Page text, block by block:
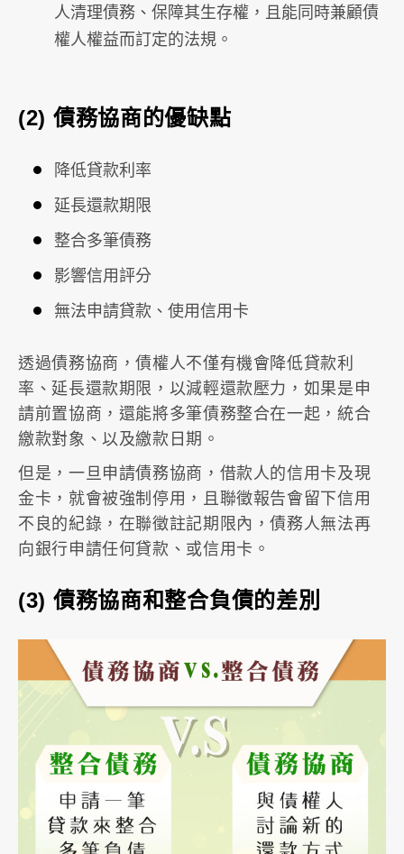
人清理債務、保障其生存權，且能同時兼顧債
權人權益而訂定的法規。
(2) 債務協商的優缺點
降低貸款利率
延長還款期限
整合多筆債務
影響信用評分
無法申請貸款、使用信用卡
透過債務協商，債權人不僅有機會降低貸款利
率、延長還款期限，以減輕還款壓力，如果是申
請前置協商，還能將多筆債務整合在一起，統合
繳款對象、以及繳款日期。
但是，一旦申請債務協商，借款人的信用卡及現
金卡，就會被強制停用，且聯徵報告會留下信用
不良的紀錄，在聯徵註記期限內，債務人無法再
向銀行申請任何貸款、或信用卡。
(3) 債務協商和整合負債的差別